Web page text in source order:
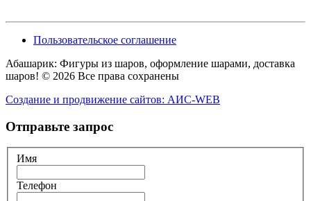
Пользовательское соглашение
Абашарик: Фигуры из шаров, оформление шарами, доставка
шаров! © 2026 Все права сохранены
Создание и продвижение сайтов: АИС-WEB
Отправьте запрос
Имя
Телефон